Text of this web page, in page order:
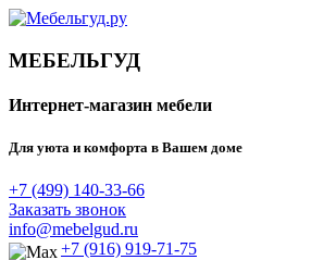
МЕБЕЛЬГУД
Интернет-магазин мебели
Для уюта и комфорта в Вашем доме
+7 (499) 140-33-66
Заказать звонок
info@mebelgud.ru
+7 (916) 919-71-75